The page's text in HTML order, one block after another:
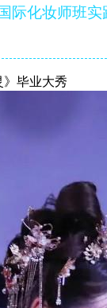
际化妆师班
毕业大秀